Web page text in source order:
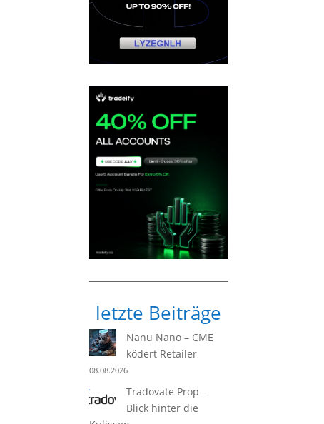
letzte Beiträge
Nanu Nano – CME
ködert Retailer
08.08.2026
Tradovate Prop –
Blick hinter die